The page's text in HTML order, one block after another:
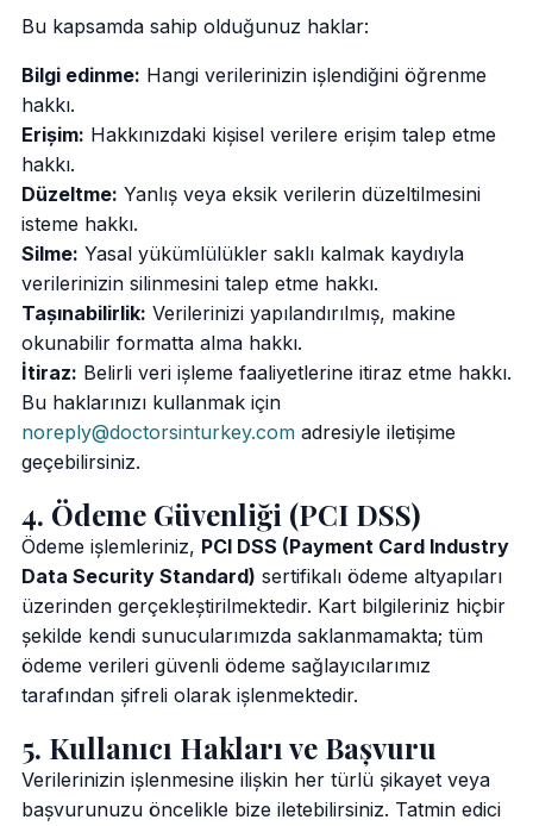
Bu kapsamda sahip olduğunuz haklar:
Bilgi edinme: Hangi verilerinizin işlendiğini öğrenme
hakkı.
Erişim: Hakkınızdaki kişisel verilere erişim talep etme
hakkı.
Düzeltme: Yanlış veya eksik verilerin düzeltilmesini
isteme hakkı.
Silme: Yasal yükümlülükler saklı kalmak kaydıyla
verilerinizin silinmesini talep etme hakkı.
Taşınabilirlik: Verilerinizi yapılandırılmış, makine
okunabilir formatta alma hakkı.
İtiraz: Belirli veri işleme faaliyetlerine itiraz etme hakkı.
Bu haklarınızı kullanmak için
noreply@doctorsinturkey.comadresiyle iletişime
geçebilirsiniz.
4. Ödeme Güvenliği (PCI DSS)
Ödeme işlemleriniz, PCI DSS (Payment Card Industry
Data Security Standard) sertifikalı ödeme altyapıları
üzerinden gerçekleştirilmektedir. Kart bilgileriniz hiçbir
şekilde kendi sunucularımızda saklanmamakta; tüm
ödeme verileri güvenli ödeme sağlayıcılarımız
tarafından şifreli olarak işlenmektedir.
5. Kullanıcı Hakları ve Başvuru
Verilerinizin işlenmesine ilişkin her türlü şikayet veya
başvurunuzu öncelikle bize iletebilirsiniz. Tatmin edici